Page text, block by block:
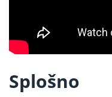
Splošno